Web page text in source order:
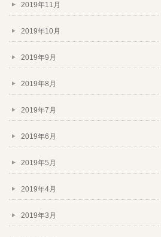
2019年11月
2019年10月
2019年9月
2019年8月
2019年7月
2019年6月
2019年5月
2019年4月
2019年3月